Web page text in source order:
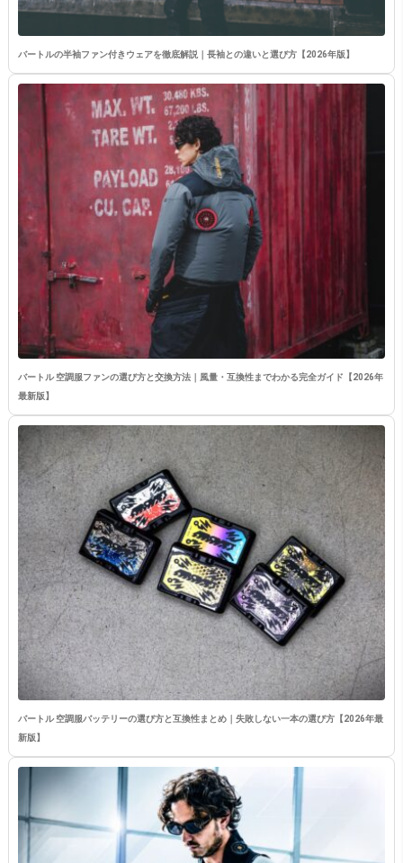
バートルの半袖ファン付きウェアを徹底解説｜長袖との違いと選び方【2026年版】
バートル 空調服ファンの選び方と交換方法｜風量・互換性までわかる完全ガイド【2026年
最新版】
バートル 空調服バッテリーの選び方と互換性まとめ｜失敗しない一本の選び方【2026年最
新版】